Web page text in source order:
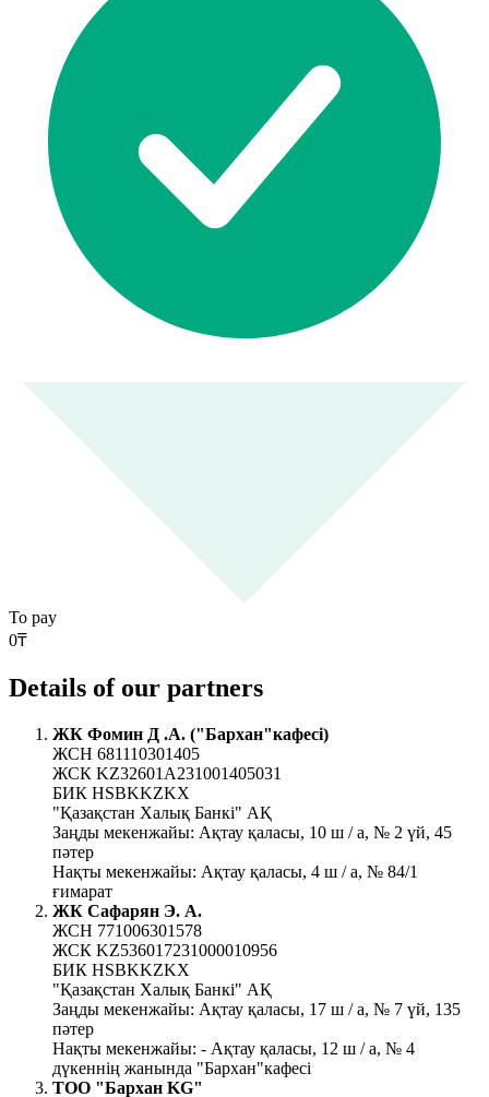
To pay
0₸
Details of our partners
ЖК Фомин Д .А. ("Бархан"кафесі)
ЖСН 681110301405
ЖСК KZ32601A231001405031
БИК HSBKKZKX
"Қазақстан Халық Банкі" АҚ
Заңды мекенжайы: Ақтау қаласы, 10 ш / а, № 2 үй, 45
пәтер
Нақты мекенжайы: Ақтау қаласы, 4 ш / а, № 84/1
ғимарат
ЖК Сафарян Э. А.
ЖСН 771006301578
ЖСК KZ536017231000010956
БИК HSBKKZKX
"Қазақстан Халық Банкі" АҚ
Заңды мекенжайы: Ақтау қаласы, 17 ш / а, № 7 үй, 135
пәтер
Нақты мекенжайы: - Ақтау қаласы, 12 ш / а, № 4
дүкеннің жанында "Бархан"кафесі
ТОО "Бархан KG"